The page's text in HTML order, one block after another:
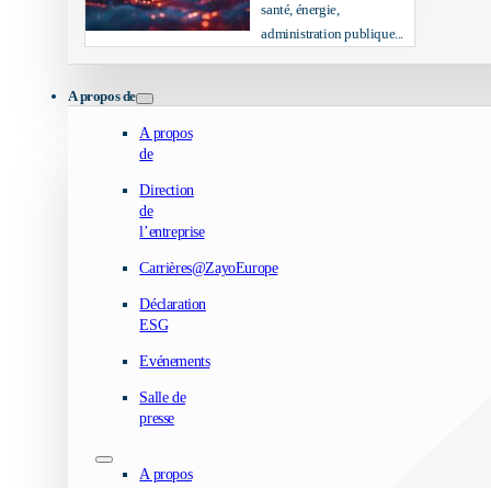
santé, énergie,
administration publique...
A propos de
A propos
de
Direction
de
l’entreprise
Carrières@ZayoEurope
Déclaration
ESG
Evénements
Salle de
presse
A propos